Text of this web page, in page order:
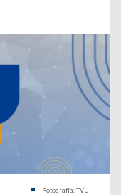
Fotografía: TVU